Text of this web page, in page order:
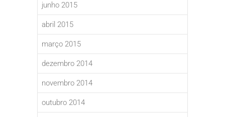
junho 2015
abril 2015
março 2015
dezembro 2014
novembro 2014
outubro 2014